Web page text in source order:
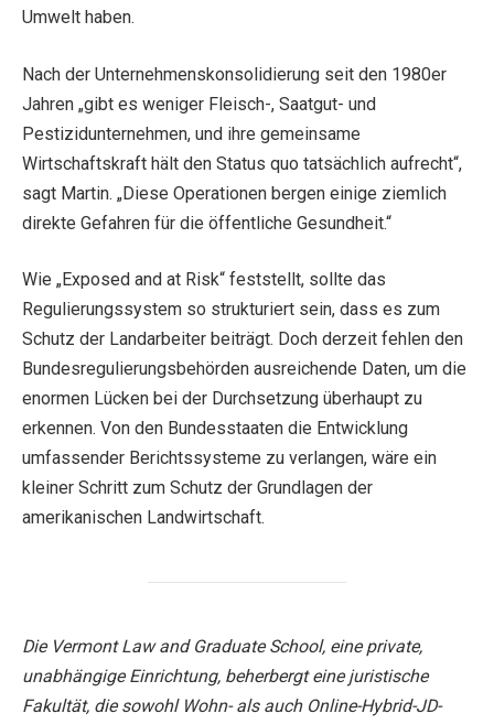
Umwelt haben.
Nach der Unternehmenskonsolidierung seit den 1980er
Jahren „gibt es weniger Fleisch-, Saatgut- und
Pestizidunternehmen, und ihre gemeinsame
Wirtschaftskraft hält den Status quo tatsächlich aufrecht“,
sagt Martin. „Diese Operationen bergen einige ziemlich
direkte Gefahren für die öffentliche Gesundheit.“
Wie „Exposed and at Risk“ feststellt, sollte das
Regulierungssystem so strukturiert sein, dass es zum
Schutz der Landarbeiter beiträgt. Doch derzeit fehlen den
Bundesregulierungsbehörden ausreichende Daten, um die
enormen Lücken bei der Durchsetzung überhaupt zu
erkennen. Von den Bundesstaaten die Entwicklung
umfassender Berichtssysteme zu verlangen, wäre ein
kleiner Schritt zum Schutz der Grundlagen der
amerikanischen Landwirtschaft.
Die Vermont Law and Graduate School, eine private,
unabhängige Einrichtung, beherbergt eine juristische
Fakultät, die sowohl Wohn- als auch Online-Hybrid-JD-